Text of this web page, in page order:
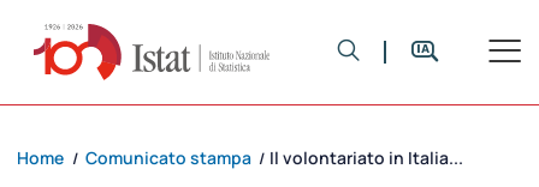
Home / Comunicato stampa / Il volontariato in Italia...